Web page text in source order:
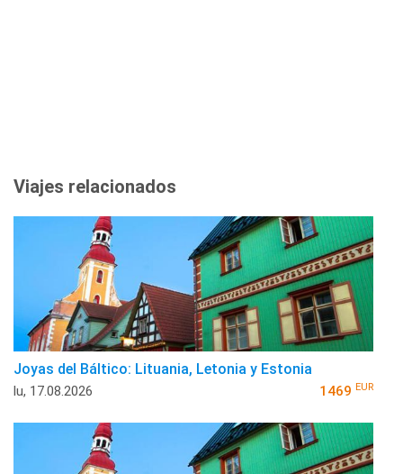
Viajes relacionados
Joyas del Báltico: Lituania, Letonia y Estonia
lu, 17.08.2026 1469 EUR